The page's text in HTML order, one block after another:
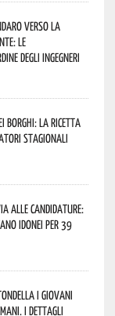
verso la
le
degli Ingegneri
borghi: la ricetta
stagionali
alle candidature:
idonei per 39
i giovani
I dettagli